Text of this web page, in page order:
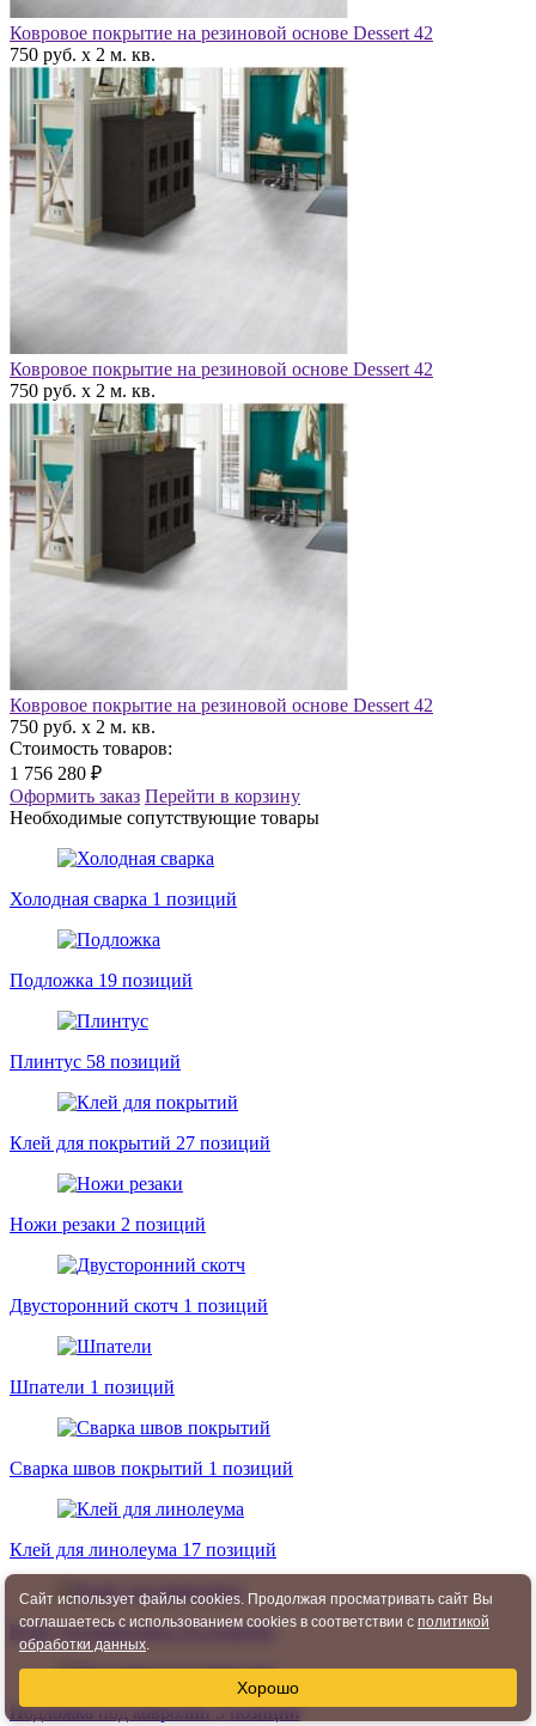
Ковровое покрытие на резиновой основе Dessert 42
750 руб. x 2 м. кв.
Ковровое покрытие на резиновой основе Dessert 42
750 руб. x 2 м. кв.
Ковровое покрытие на резиновой основе Dessert 42
750 руб. x 2 м. кв.
Стоимость товаров:
1 756 280 ₽
Оформить заказ Перейти в корзину
Необходимые сопутствующие товары
Холодная сварка 1 позиций
Подложка 19 позиций
Плинтус 58 позиций
Клей для покрытий 27 позиций
Ножи резаки 2 позиций
Двусторонний скотч 1 позиций
Шпатели 1 позиций
Сварка швов покрытий 1 позиций
Клей для линолеума 17 позиций
Клей для ковролина 16 позиций
Подложка под ковролин 3 позиций
Сайт использует файлы cookies. Продолжая просматривать сайт Вы
соглашаетесь с использованием cookies в соответствии с политикой
обработки данных.
Хорошо